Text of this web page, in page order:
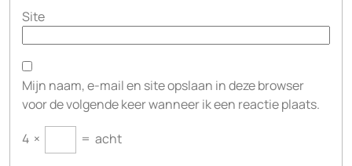
Site
Mijn naam, e-mail en site opslaan in deze browser
voor de volgende keer wanneer ik een reactie plaats.
4 × = acht